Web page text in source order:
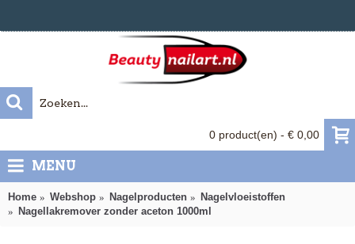
0 product(en) - € 0,00
MENU
Home Webshop Nagelproducten
Nagelvloeistoffen
Nagellakremover zonder aceton 1000ml